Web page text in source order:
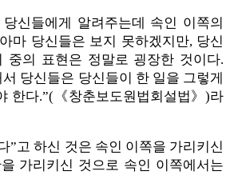
신들에게 알려주는데 속인 이쪽의
마 당신들은 보지 못하겠지만, 당신
중의 표현은 정말로 굉장한 것이다.
당신들은 당신들이 한 일을 그렇게
한다.”(《창춘보도원법회설법》)라
”고 하신 것은 속인 이쪽을 가리키신
가리키신 것으로 속인 이쪽에서는